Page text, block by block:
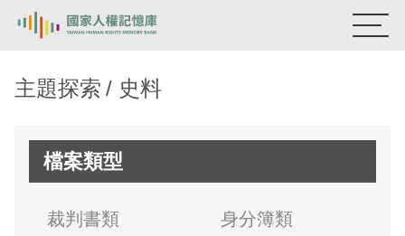
新生訓導處
主題探索 史料
檔案類型
裁判書類 身分簿類